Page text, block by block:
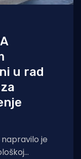
u rad
napravilo je